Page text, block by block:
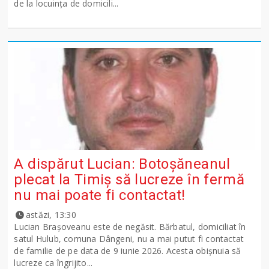
de la locuința de domicili...
A dispărut Lucian: Botoșăneanul
plecat la Timiș să lucreze în fermă
nu mai poate fi contactat!
astăzi, 13:30
Lucian Brașoveanu este de negăsit. Bărbatul, domiciliat în
satul Hulub, comuna Dângeni, nu a mai putut fi contactat
de familie de pe data de 9 iunie 2026. Acesta obișnuia să
lucreze ca îngrijito...